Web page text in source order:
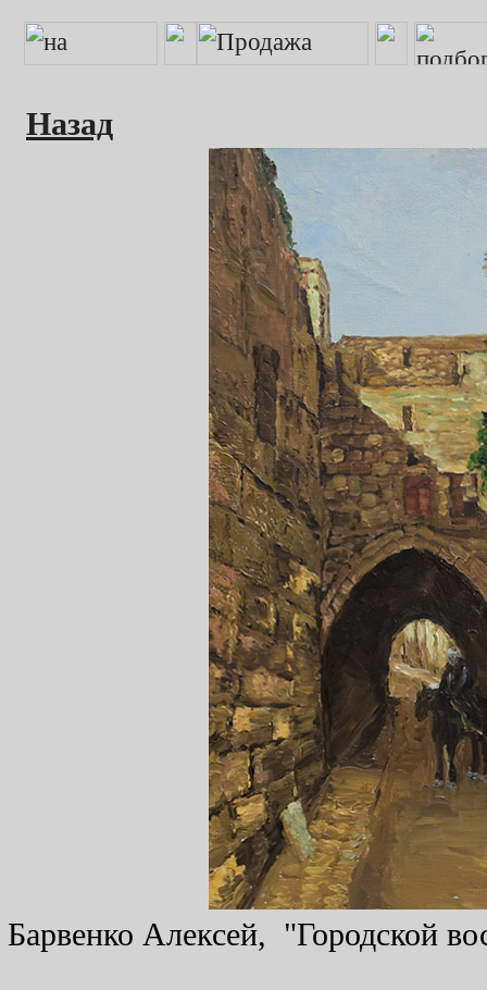
Назад
Барвенко Алексей, "Городской